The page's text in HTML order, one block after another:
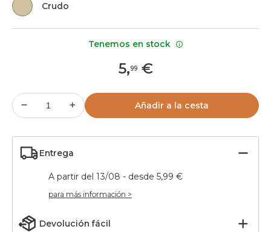
Crudo
5,99€
Añadir a la cesta
Entrega
A partir del 13/08 - desde 5,99 €
para más información >
Devolución fácil